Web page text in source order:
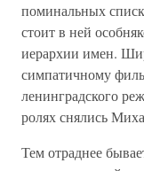
поминальных
стоит в ней
иерархии имен.
симпатичному
ленинградского
ролях снялись
Тем отраднее